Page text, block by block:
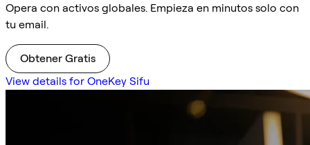
Opera con activos globales. Empieza en minutos solo con
tu email.
Obtener Gratis
View details for OneKey Sifu